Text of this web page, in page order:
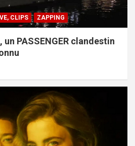
CLIPS ZAPPING
un PASSENGER clandestin